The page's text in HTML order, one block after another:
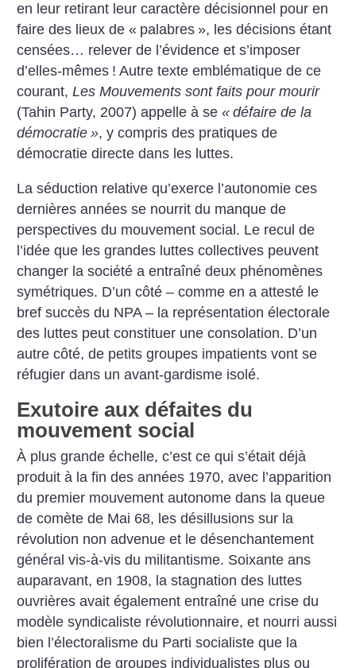
en leur retirant leur caractère décisionnel pour en
faire des lieux de « palabres », les décisions étant
censées… relever de l’évidence et s’imposer
d’elles-mêmes ! Autre texte emblématique de ce
courant,Les Mouvements sont faits pour mourir
(Tahin Party, 2007) appelle à se« défaire de la
démocratie », y compris des pratiques de
démocratie directe dans les luttes.
La séduction relative qu’exerce l’autonomie ces
dernières années se nourrit du manque de
perspectives du mouvement social. Le recul de
l’idée que les grandes luttes collectives peuvent
changer la société a entraîné deux phénomènes
symétriques. D’un côté – comme en a attesté le
bref succès du NPA – la représentation électorale
des luttes peut constituer une consolation. D’un
autre côté, de petits groupes impatients vont se
réfugier dans un avant-gardisme isolé.
Exutoire aux défaites du
mouvement social
À plus grande échelle, c’est ce qui s’était déjà
produit à la fin des années 1970, avec l’apparition
du premier mouvement autonome dans la queue
de comète de Mai 68, les désillusions sur la
révolution non advenue et le désenchantement
général vis-à-vis du militantisme. Soixante ans
auparavant, en 1908, la stagnation des luttes
ouvrières avait également entraîné une crise du
modèle syndicaliste révolutionnaire, et nourri aussi
bien l’électoralisme du Parti socialiste que la
prolifération de groupes individualistes plus ou